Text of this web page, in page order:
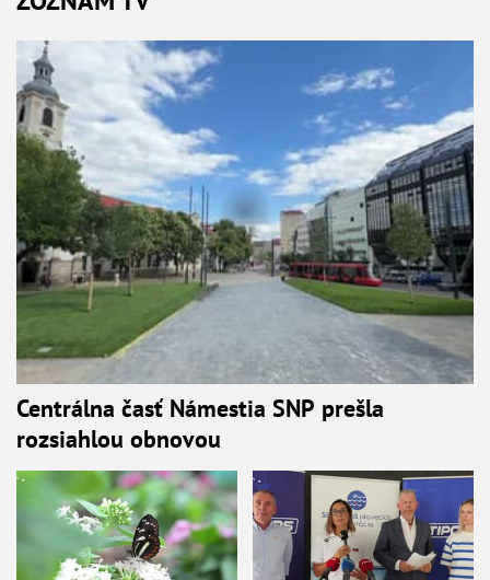
Centrálna časť Námestia SNP prešla
rozsiahlou obnovou